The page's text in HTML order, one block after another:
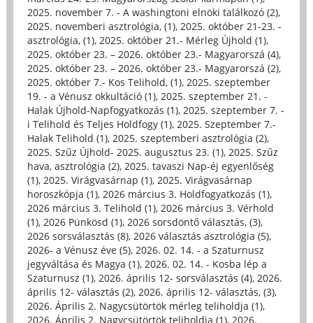
2025. november 7. - A washingtoni elnöki találkozó (2),
2025. novemberi asztrológia, (1), 2025. október 21-23. -
asztrológia, (1), 2025. október 21.- Mérleg Újhold (1),
2025. október 23. – 2026. október 23.- Magyarorszá (4),
2025. október 23. – 2026. október 23.- Magyarorszá (2),
2025. október 7.- Kos Telihold, (1), 2025. szeptember
19. - a Vénusz okkultáció (1), 2025. szeptember 21. -
Halak Újhold-Napfogyatkozás (1), 2025. szeptember 7. -
i Telihold és Teljes Holdfogy (1), 2025. Szeptember 7.-
Halak Telihold (1), 2025. szeptemberi asztrológia (2),
2025. Szűz Újhold- 2025. augusztus 23. (1), 2025. Szűz
hava, asztrológia (2), 2025. tavaszi Nap-éj egyenlőség
(1), 2025. Virágvasárnap (1), 2025. Virágvasárnap
horoszkópja (1), 2026 március 3. Holdfogyatkozás (1),
2026 március 3. Telihold (1), 2026 március 3. Vérhold
(1), 2026 Pünkösd (1), 2026 sorsdöntő választás, (3),
2026 sorsválasztás (8), 2026 választás asztrológia (5),
2026- a Vénusz éve (5), 2026. 02. 14. - a Szaturnusz
jegyváltása és Magya (1), 2026. 02. 14. - Kosba lép a
Szaturnusz (1), 2026. április 12- sorsválasztás (4), 2026.
április 12- választás (2), 2026. április 12- választás, (3),
2026. Április 2. Nagycsütörtök mérleg teliholdja (1),
2026. Április 2. Nagycsütörtök teliholdja (1), 2026.